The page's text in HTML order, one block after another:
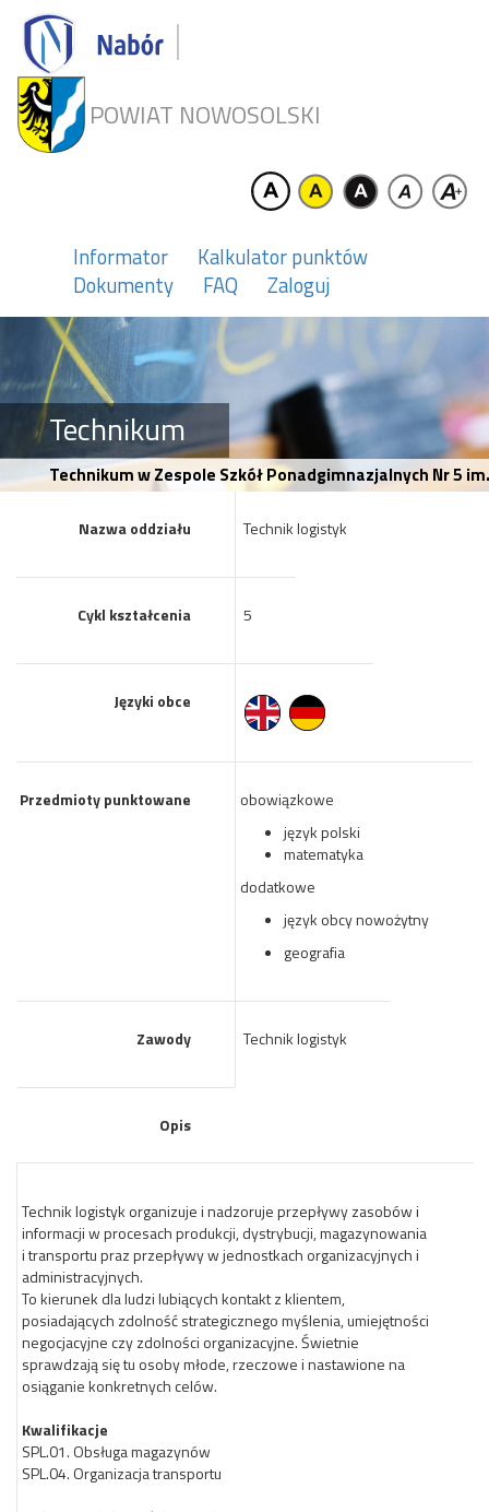
POWIAT NOWOSOLSKI
Informator
Kalkulator punktów
Dokumenty
FAQ Zaloguj
Technikum
Technikum w Zespole Szkół Ponadgimnazjalnych Nr 5
Nazwa oddziału Technik logistyk
Cykl kształcenia 5
Języki obce
Przedmioty punktowane
obowiązkowe
język polski
matematyka
dodatkowe
język obcy nowożytny
geografia
Zawody Technik logistyk
Opis
Technik logistyk organizuje i nadzoruje przepływy zasobów i
informacji w procesach produkcji, dystrybucji, magazynowania
i transportu praz przepływy w jednostkach organizacyjnych i
administracyjnych.
To kierunek dla ludzi lubiących kontakt z klientem,
posiadających zdolność strategicznego myślenia, umiejętności
negocjacyjne czy zdolności organizacyjne. Świetnie
sprawdzają się tu osoby młode, rzeczowe i nastawione na
osiąganie konkretnych celów.
Kwalifikacje
SPL.01. Obsługa magazynów
SPL.04. Organizacja transportu